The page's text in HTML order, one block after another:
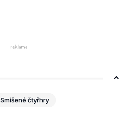
Smíšené čtyřhry